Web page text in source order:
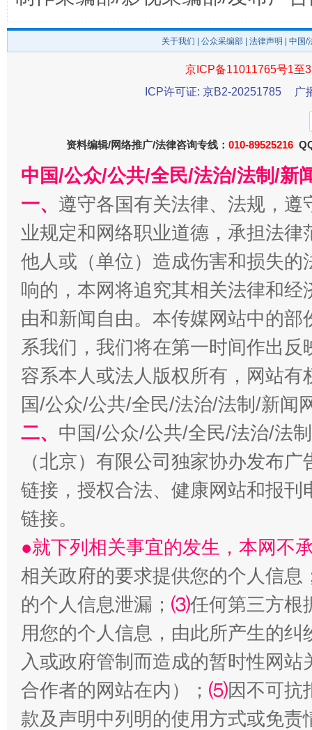
东山县通报“牛蛙产品抗生素超标问题” 法
千年窑火 生生不息 一
揭开“小金库”的免责幌子
受贿1.44亿！段成刚被判无期 从幼
关于我们 公众采编部 法律声明 | 中国
京ICP备11011765号1至
ICP许可证: 京B2-20251785
广
资料编辑/网络推广/法律咨询专线： 010-89525216
中国/公众/公共/全民/法治/法制/新
一、 遵守各国有关法律、法规，
业规定和网络职业道德，承担法
他人或（单位）造成伤害和损失
响的，本网将追究其相关法律和
由和新闻自由。本传媒网站中的
系我们，我们将在第一时间作出
容系本人或法人版权所有，网站
国/公众/公共/全民/法治/法制/新闻
二、 中国/公众/公共/全民/法治/法
（北京）有限公司独家协办发布
链接，授权合法、健康网站和报
链接。
●就下列相关事宜的发生，本网不
相关政府的要求提供您的个人信息
的个人信息泄漏； ⑶任何第三方根
用您的个人信息，由此所产生的纠
入或政府管制而造成的暂时性网
合作者的网站在内）； ⑸因不可抗
款及声明中列明的使用方式或免责